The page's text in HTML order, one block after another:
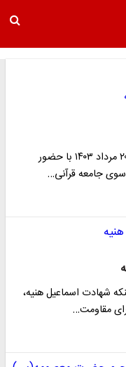
مراسم بزرگداشت شهید اسماعیل هنیه جمعه ۲۰ مرداد ۱۴۰۳ با حضور
جامعه قرآنی…
شهادت اسماعیل هنیه،
مقاومت…